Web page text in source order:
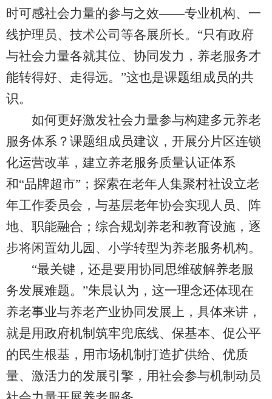
时可感社会力量的参与之效——专业机构、一
线护理员、技术公司等各展所长。“只有政府
与社会力量各就其位、协同发力，养老服务才
能转得好、走得远。”这也是课题组成员的共
识。
如何更好激发社会力量参与构建多元养老
服务体系？课题组成员建议，开展分片区连锁
化运营改革，建立养老服务质量认证体系
和“品牌超市”；探索在老年人集聚村社设立老
年工作委员会，与基层老年协会实现人员、阵
地、职能融合；综合规划养老和教育设施，逐
步将闲置幼儿园、小学转型为养老服务机构。
“最关键，还是要用协同思维破解养老服
务发展难题。”朱晨认为，这一理念还体现在
养老事业与养老产业协同发展上，具体来讲，
就是用政府机制筑牢兜底线、保基本、促公平
的民生根基，用市场机制打造扩供给、优质
量、激活力的发展引擎，用社会参与机制动员